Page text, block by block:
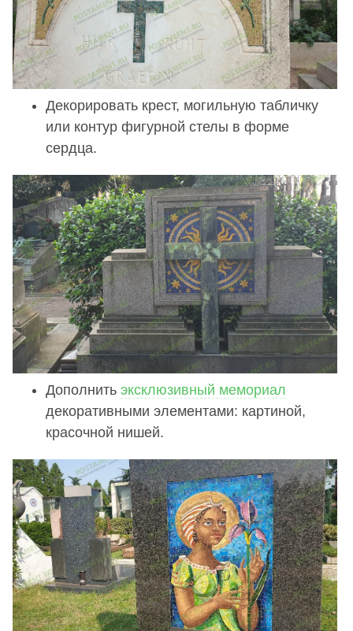
Декорировать крест, могильную табличку
или контур фигурной стелы в форме
сердца.
Дополнить эксклюзивный мемориал
декоративными элементами: картиной,
красочной нишей.